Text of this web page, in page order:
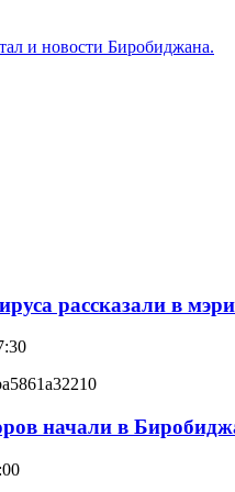
рассказали в
начали в